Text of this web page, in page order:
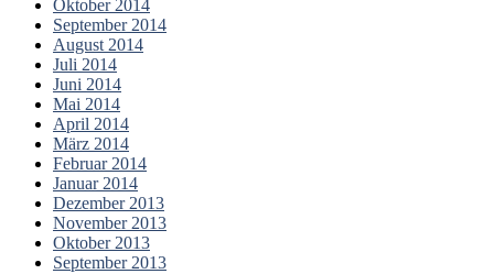
Oktober 2014
September 2014
August 2014
Juli 2014
Juni 2014
Mai 2014
April 2014
März 2014
Februar 2014
Januar 2014
Dezember 2013
November 2013
Oktober 2013
September 2013